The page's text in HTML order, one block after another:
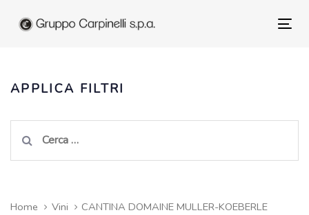
links
to
Skip
content
APPLICA FILTRI
per:
Home Vini CANTINA DOMAINE MULLER-KOEBERLE